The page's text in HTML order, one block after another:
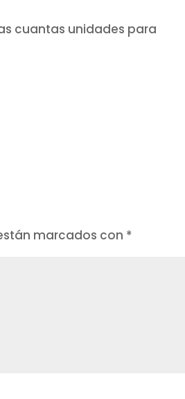
cuantas unidades para
marcados con *